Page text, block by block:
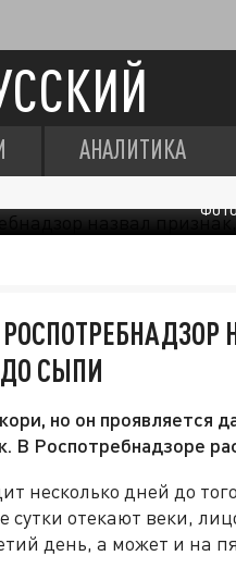
АНАЛИТИКА
ФОТО:
СЫПИ
но он проявляется
В Роспотребнадзоре
несколько дней до
отекают веки,
день, а может и на